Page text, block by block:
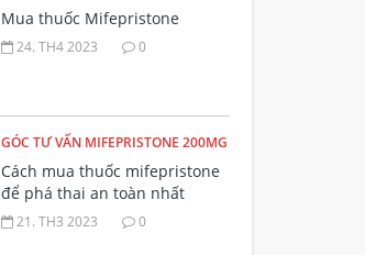
Mua thuốc Mifepristone
24. TH4 2023 0
GÓC TƯ VẤN MIFEPRISTONE 200MG
Cách mua thuốc mifepristone
để phá thai an toàn nhất
21. TH3 2023 0